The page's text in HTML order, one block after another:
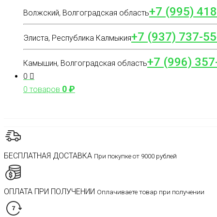
Волжский, Волгоградская область+7 (995)
Элиста, Республика Калмыкия+7 (937) 737-
Камышин, Волгоградская область+7 (996)
0
0 товаров 0₽
БЕСПЛАТНАЯ ДОСТАВКА При покупке от 9000 рублей
ОПЛАТА ПРИ ПОЛУЧЕНИИ Оплачиваете товар при получении